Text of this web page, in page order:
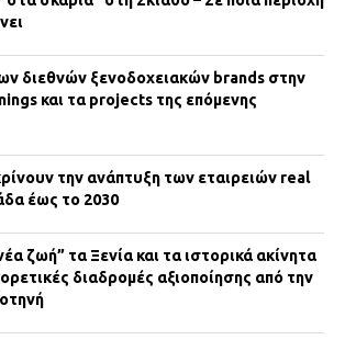
διεθνών ξενοδοχειακών brands στην
και τα projects της επόμενης
την ανάπτυξη των εταιρειών real
έως το 2030
ζωή” τα Ξενία και τα ιστορικά ακίνητα
διαδρομές αξιοποίησης από την